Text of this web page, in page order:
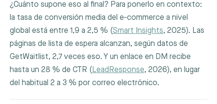
¿Cuánto supone eso al final? Para ponerlo en contexto:
la tasa de conversión media del e‑commerce a nivel
global está entre 1,9 a 2,5 % (Smart Insights, 2025). Las
páginas de lista de espera alcanzan, según datos de
GetWaitlist, 2,7 veces eso. Y un enlace en DM recibe
hasta un 28 % de CTR (LeadResponse, 2026), en lugar
del habitual 2 a 3 % por correo electrónico.